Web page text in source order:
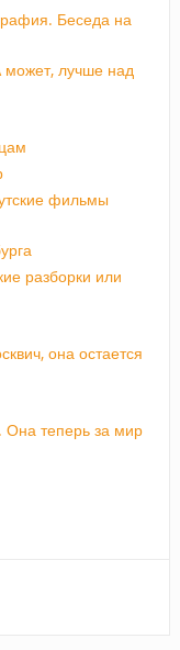
Беседа на
может, лучше над
фильмы
разборки или
она остается
Она теперь за мир